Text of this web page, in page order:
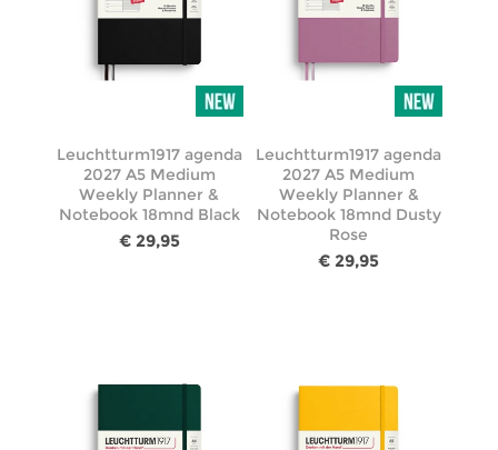
Leuchtturm1917 agenda
2027 A5 Medium
Weekly Planner &
Notebook 18mnd Black
€ 29,95
Leuchtturm1917 agenda
2027 A5 Medium
Weekly Planner &
Notebook 18mnd Dusty
Rose
€ 29,95